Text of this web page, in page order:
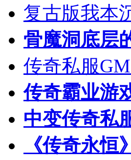
复古版我本
骨魔洞底层
传奇私服
传奇霸业游
中变传奇私
《传奇永